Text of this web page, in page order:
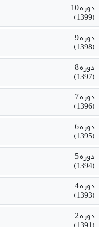
دوره 10
(1399)
دوره 9
(1398)
دوره 8
(1397)
دوره 7
(1396)
دوره 6
(1395)
دوره 5
(1394)
دوره 4
(1393)
دوره 2